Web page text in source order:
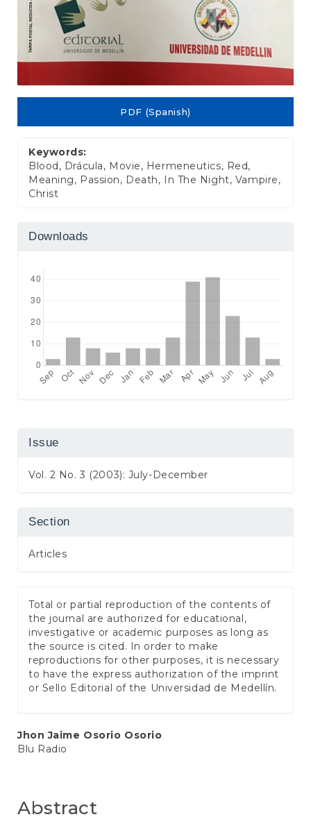
PDF (Spanish)
Keywords:
Blood, Drácula, Movie, Hermeneutics, Red,
Meaning, Passion, Death, In The Night, Vampire,
Christ
Downloads
Issue
Vol. 2 No. 3 (2003): July-December
Section
Articles
Total or partial reproduction of the contents of
the journal are authorized for educational,
investigative or academic purposes as long as
the source is cited. In order to make
reproductions for other purposes, it is necessary
to have the express authorization of the imprint
or Sello Editorial of the Universidad de Medellín.
Main
Article
Jhon Jaime Osorio Osorio
Blu Radio
Abstract